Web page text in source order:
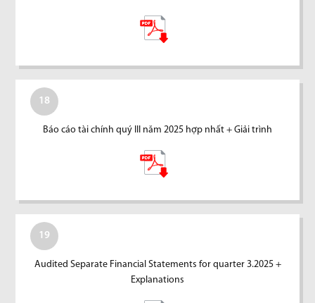
18
Báo cáo tài chính quý III năm 2025 hợp nhất + Giải trình
19
Audited Separate Financial Statements for quarter 3.2025 +
Explanations